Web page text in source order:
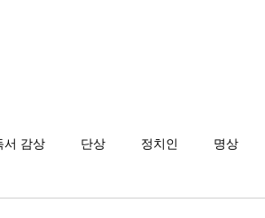
서 감상 단상 정치인 명상